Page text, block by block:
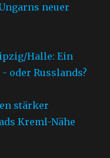
neuer
Halle: Ein
oder Russlands?
stärker
Kreml-Nähe